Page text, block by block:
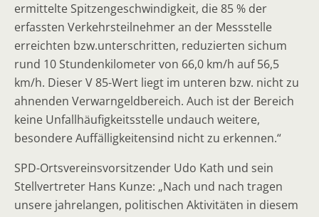
ermittelte Spitzengeschwindigkeit, die 85 % der
erfassten Verkehrsteilnehmer an der Messstelle
erreichten bzw.unterschritten, reduzierten sichum
rund 10 Stundenkilometer von 66,0 km/h auf 56,5
km/h. Dieser V 85-Wert liegt im unteren bzw. nicht zu
ahnenden Verwarngeldbereich. Auch ist der Bereich
keine Unfallhäufigkeitsstelle undauch weitere,
besondere Auffälligkeitensind nicht zu erkennen.“
SPD-Ortsvereinsvorsitzender Udo Kath und sein
Stellvertreter Hans Kunze: „Nach und nach tragen
unsere jahrelangen, politischen Aktivitäten in diesem